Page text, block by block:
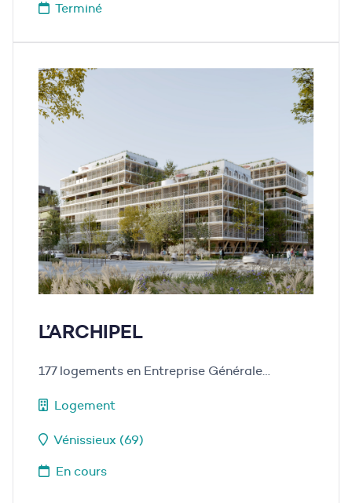
Terminé
L’ARCHIPEL
177 logements en Entreprise Générale…
Logement
Vénissieux (69)
En cours